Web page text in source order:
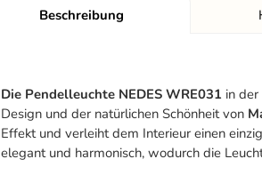
Beschreibung
Die Pendelleuchte NEDES WRE031 in
Design und der natürlichen Schönheit von
Effekt und verleiht dem Interieur einen
elegant und harmonisch, wodurch die